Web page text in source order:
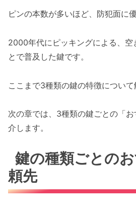
ピンの本数が多いほど、防犯面に
2000年代にピッキングによる、空
とで普及した鍵です。
ここまで3種類の鍵の特徴について
次の章では、3種類の鍵ごとの「
介します。
鍵の種類ごとの
頼先